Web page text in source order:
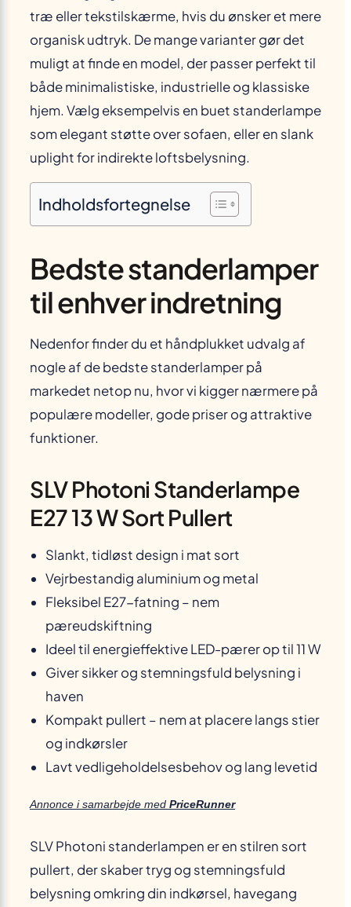
træ eller tekstilskærme, hvis du ønsker et mere
organisk udtryk. De mange varianter gør det
muligt at finde en model, der passer perfekt til
både minimalistiske, industrielle og klassiske
hjem. Vælg eksempelvis en buet standerlampe
som elegant støtte over sofaen, eller en slank
uplight for indirekte loftsbelysning.
Indholdsfortegnelse
Bedste standerlamper
til enhver indretning
Nedenfor finder du et håndplukket udvalg af
nogle af de bedste standerlamper på
markedet netop nu, hvor vi kigger nærmere på
populære modeller, gode priser og attraktive
funktioner.
SLV Photoni Standerlampe
E27 13 W Sort Pullert
Slankt, tidløst design i mat sort
Vejrbestandig aluminium og metal
Fleksibel E27-fatning – nem
pæreudskiftning
Ideel til energieffektive LED-pærer op til 11 W
Giver sikker og stemningsfuld belysning i
haven
Kompakt pullert – nem at placere langs stier
og indkørsler
Lavt vedligeholdelsesbehov og lang levetid
Annonce i samarbejde med PriceRunner
SLV Photoni standerlampen er en stilren sort
pullert, der skaber tryg og stemningsfuld
belysning omkring din indkørsel, havegang